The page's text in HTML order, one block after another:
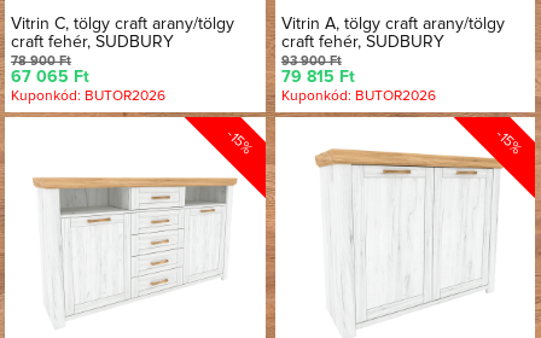
Vitrin C, tölgy craft arany/tölgy
craft fehér, SUDBURY
78 900 Ft
67 065 Ft
Kuponkód: BUTOR2026
Vitrin A, tölgy craft arany/tölgy
craft fehér, SUDBURY
93 900 Ft
79 815 Ft
Kuponkód: BUTOR2026
-15% -15%